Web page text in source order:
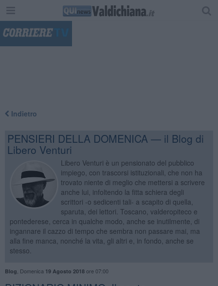
Indietro
PENSIERI DELLA DOMENICA — il Blog di
Libero Venturi
Libero Venturi è un pensionato del pubblico
impiego, con trascorsi istituzionali, che non ha
trovato niente di meglio che mettersi a scrivere
anche lui, infoltendo la fitta schiera degli
scrittori -o sedicenti tali- a scapito di quella,
sparuta, dei lettori. Toscano, valderopiteco e
pontederese, cerca in qualche modo, anche se inutilmente, di
ingannare il cazzo di tempo che sembra non passare mai, ma
alla fine manca, nonché la vita, gli altri e, in fondo, anche se
stesso.
Blog Domenica 19 Agosto 2018ore 07:00